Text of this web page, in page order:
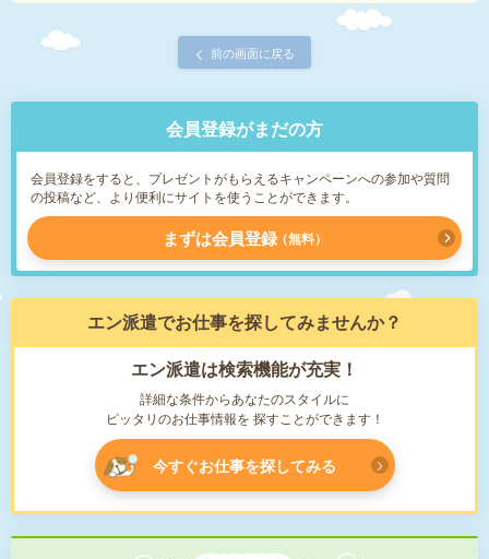
前の画面に戻る
会員登録がまだの方
会員登録をすると、プレゼントがもらえるキャンペーンへの参加や質問
の投稿など、より便利にサイトを使うことができます。
まずは会員登録 無料
エン派遣でお仕事を探してみませんか？
エン派遣は検索機能が充実！
詳細な条件からあなたのスタイルに
ピッタリのお仕事情報を 探すことができます！
今すぐお仕事を探してみる